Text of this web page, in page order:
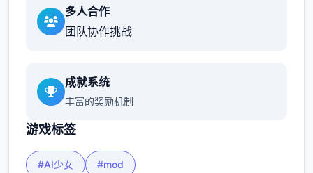
多人合作
团队协作挑战
成就系统
丰富的奖励机制
游戏标签
#AI少女 #mod